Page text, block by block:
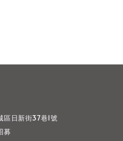
區日新街37巷1號
募